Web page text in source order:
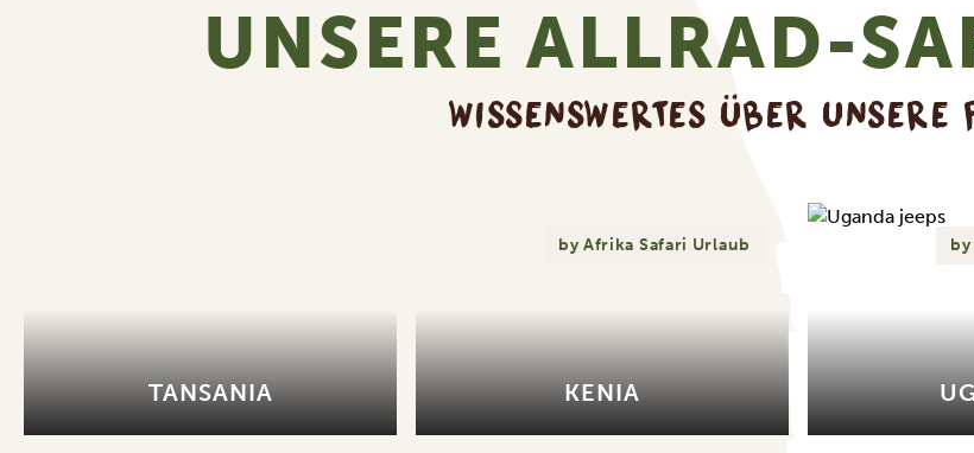
UNSERE ALLRAD-
WISSENSWERTES ÜBER UNSERE
TANSANIA
by Afrika Safari Urlaub
KENIA